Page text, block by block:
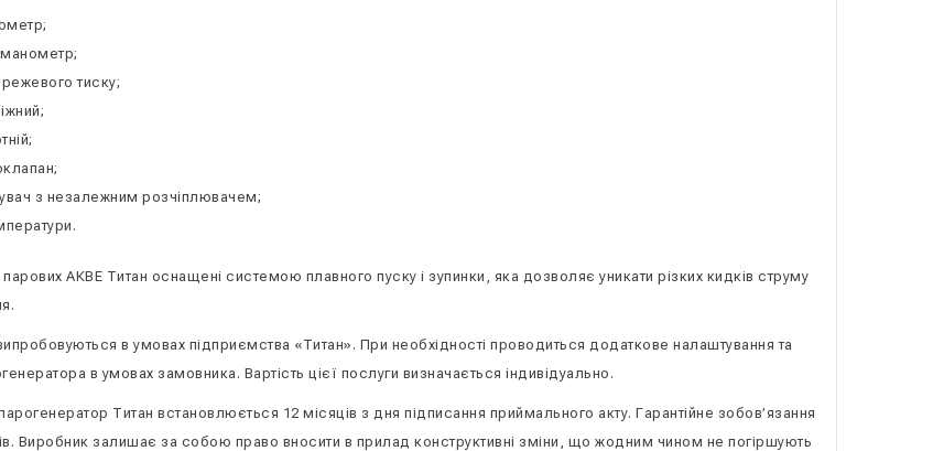
тиску;
з незалежним розчіплювачем;
парових АКВЕ Титан оснащені системою плавного пуску і зупинки, яка дозволяє уникати різких кидків струму
в умовах підприємства «Титан». При необхідності проводиться додаткове налаштування та
в умовах замовника. Вартість цієї послуги визначається індивідуально.
Титан встановлюється 12 місяців з дня підписання приймального акту. Гарантійне зобов’язання
Виробник залишає за собою право вносити в прилад конструктивні зміни, що жодним чином не погіршують